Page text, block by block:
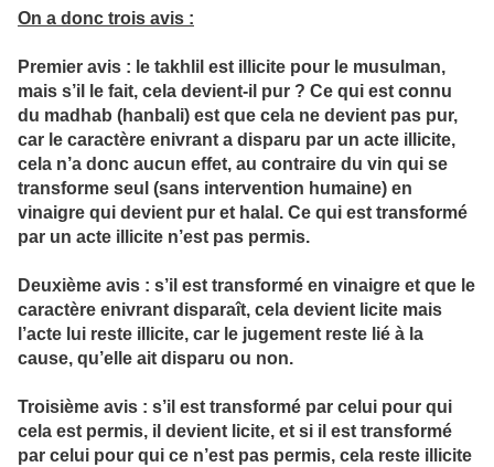
On a donc trois avis :
Premier avis : le takhlil est illicite pour le musulman,
mais s’il le fait, cela devient-il pur ? Ce qui est connu
du madhab (hanbali) est que cela ne devient pas pur,
car le caractère enivrant a disparu par un acte illicite,
cela n’a donc aucun effet, au contraire du vin qui se
transforme seul (sans intervention humaine) en
vinaigre qui devient pur et halal. Ce qui est transformé
par un acte illicite n’est pas permis.
Deuxième avis : s’il est transformé en vinaigre et que le
caractère enivrant disparaît, cela devient licite mais
l’acte lui reste illicite, car le jugement reste lié à la
cause, qu’elle ait disparu ou non.
Troisième avis : s’il est transformé par celui pour qui
cela est permis, il devient licite, et si il est transformé
par celui pour qui ce n’est pas permis, cela reste illicite